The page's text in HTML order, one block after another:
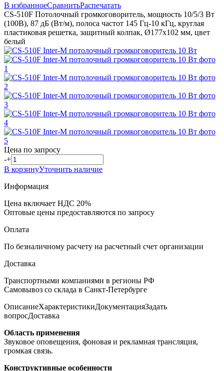
В избранноеСравнитьРаспечатать
CS-510F Потолочный громкоговоритель, мощность 10/5/3 Вт
(100В), 87 дБ (Вт/м), полоса частот 145 Гц-10 кГц, круглая
пластиковая решетка, защитный колпак, Ø177х102 мм, цвет
белый
Цена по запросу
-+
В корзинуУточнить наличие
Информация
Цена включает НДС 20%
Оптовые цены предоставляются по запросу
Оплата
По безналичному расчету на расчетный счет организации
Доставка
Транспортными компаниями в регионы РФ
Самовывоз со склада в Санкт-Петербурге
ОписаниеХарактеристикиДокументацияЗадать
вопросДоставка
Область применения
Звуковое оповещения, фоновая и рекламная трансляция,
громкая связь.
Конструктивные особенности